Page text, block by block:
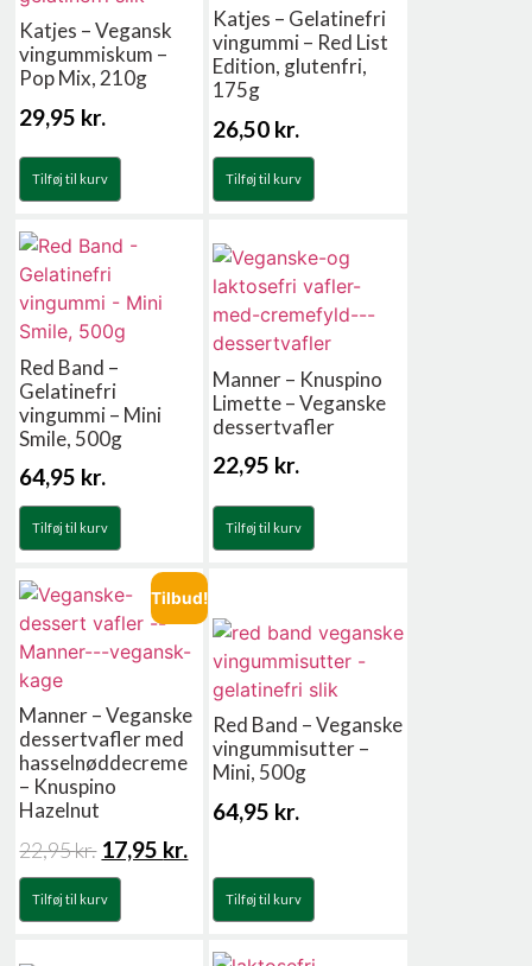
Katjes – Vegansk
vingummiskum –
Pop Mix, 210g
29,95 kr.
Tilføj til kurv
Katjes – Gelatinefri
vingummi – Red List
Edition, glutenfri,
175g
26,50 kr.
Tilføj til kurv
Red Band –
Gelatinefri
vingummi – Mini
Smile, 500g
64,95 kr.
Tilføj til kurv
Manner – Knuspino
Limette – Veganske
dessertvafler
22,95 kr.
Tilføj til kurv
Tilbud!
Manner – Veganske
dessertvafler med
hasselnøddecreme
– Knuspino
Hazelnut
22,95kr. 17,95 kr.
Tilføj til kurv
Red Band – Veganske
vingummisutter –
Mini, 500g
64,95 kr.
Tilføj til kurv